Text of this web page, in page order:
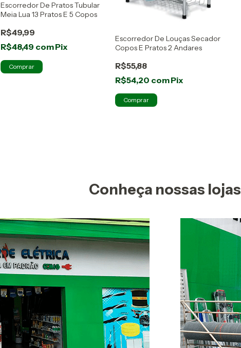
Escorredor De Pratos Tubular
Meia Lua 13 Pratos E 5 Copos
R$49,99
R$48,49 comPix
Escorredor De Louças Secador
Copos E Pratos 2 Andares
R$55,88
R$54,20 comPix
Conheça nossas lojas